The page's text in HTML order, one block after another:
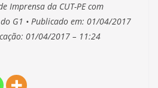
Imprensa da CUT-PE com
G1 • Publicado em: 01/04/2017
01/04/2017 – 11:24